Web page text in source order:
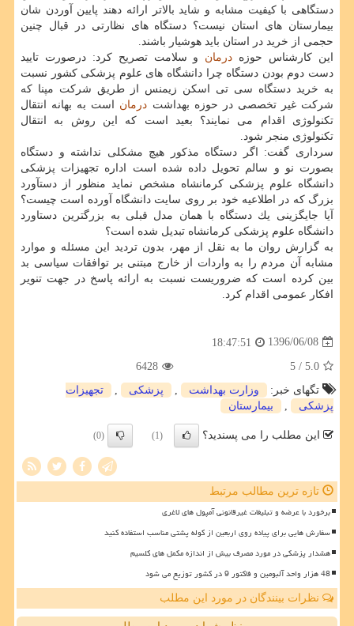
دستگاهی با كیفیت مشابه و شاید بالاتر ارائه دهند پایین آوردن شان
بیمارستان های استان نیست؟ دستگاه های نظارتی در قبال چنین
حجمی از خرید در استان باید هوشیار باشند.
این كارشناس حوزه درمان و سلامت تصریح كرد: درصورت تایید
دست دوم بودن دستگاه چرا دانشگاه های علوم پزشكی كشور نسبت
به خرید دستگاه سی تی اسكن زیمنس از طریق شركت مپنا كه
شركت غیر تخصصی در حوزه بهداشت درمان است به بهانه انتقال
تكنولوژی اقدام می نمایند؟ بعید است كه این روش به انتقال
تكنولوژی منجر شود.
سرداری گفت: اگر دستگاه مذكور هیچ مشكلی نداشته و دستگاه
بصورت نو و سالم تحویل داده شده است اداره تجهیزات پزشكی
دانشگاه علوم پزشكی كرمانشاه مشخص نماید منظور از دستآورد
بزرگ كه در اطلاعیه خود بر روی سایت دانشگاه آورده است چیست؟
آیا جایگزینی یك دستگاه با همان مدل قبلی به بزرگترین دستاورد
دانشگاه علوم پزشكی كرمانشاه تبدیل شده است؟
به گزارش روان ما به نقل از مهر، بدون تردید این مسئله و موارد
مشابه آن مردم را به واردات از خارج مبتنی بر توافقات سیاسی بد
بین كرده است كه ضروریست نسبت به ارائه پاسخ در جهت تنویر
افكار عمومی اقدام كرد.
1396/06/08
18:47:51
5.0
/ 5
6428
تگهای خبر:
وزارت بهداشت پزشكی
تجهیزات
پزشكی
بیمارستان
این مطلب را می پسندید؟ (1)
(0)
تازه ترین مطالب مرتبط
برخورد با عرضه و تبلیغات غیرقانونی آمپول های لاغری
سفارش هایی برای پیاده روی اربعین از کوله پشتی مناسب استفاده کنید
هشدار پزشکی در مورد مصرف بیش از اندازه مکمل های کلسیم
48 هزار واحد آلبومین و فاکتور 9 در کشور توزیع می شود
نظرات بینندگان در مورد این مطلب